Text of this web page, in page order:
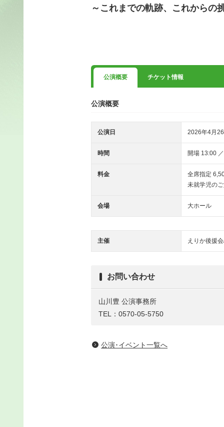
～これまでの軌跡、これからの
公演概要 チケット情報
公演概要
公演日 2026年4月
時間 開場 13:00
料金
全席指定
未就学児の
会場 大ホール
主催 えりか後援
お問い合わせ
山川豊 公演事務所
TEL：0570-05-5750
公演･イベント一覧へ